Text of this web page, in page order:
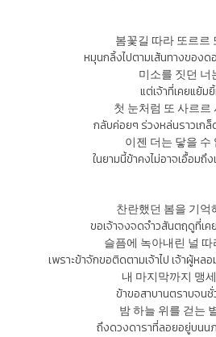
봄꽃길 따라 또르르
หมุนกลิ้งไปตามเส้นทางของด
미소를 짓던 너
แต่เจ้าที่เคยแย้ม
첫 눈처럼 또 사르르
กลับค่อยๆ ร่วงหล่นราวเก
이젠 더는 닿을 수
ในยามนี้ข้าคงไม่อาจเอื้อมถึง
찬란했던 봄을 기억
ขอเจ้าจงจดจำวสันตฤดูที่เค
슬픔에 녹아내린 널
เพราะข้าจักขอติดตามเจ้าไป เจ้าผู้หล
내 마지막까지 맹
ข้าขอสาบานตราบจน
밤 하늘 위를 걷는
ถึงดวงดาราที่ลอยอยู่บนน